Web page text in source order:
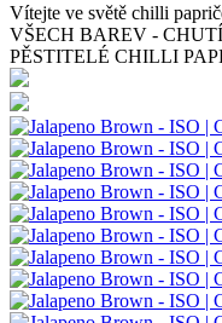
Vítejte ve světě chilli
VŠECH BAREV -
PĚSTITELÉ CHILLI